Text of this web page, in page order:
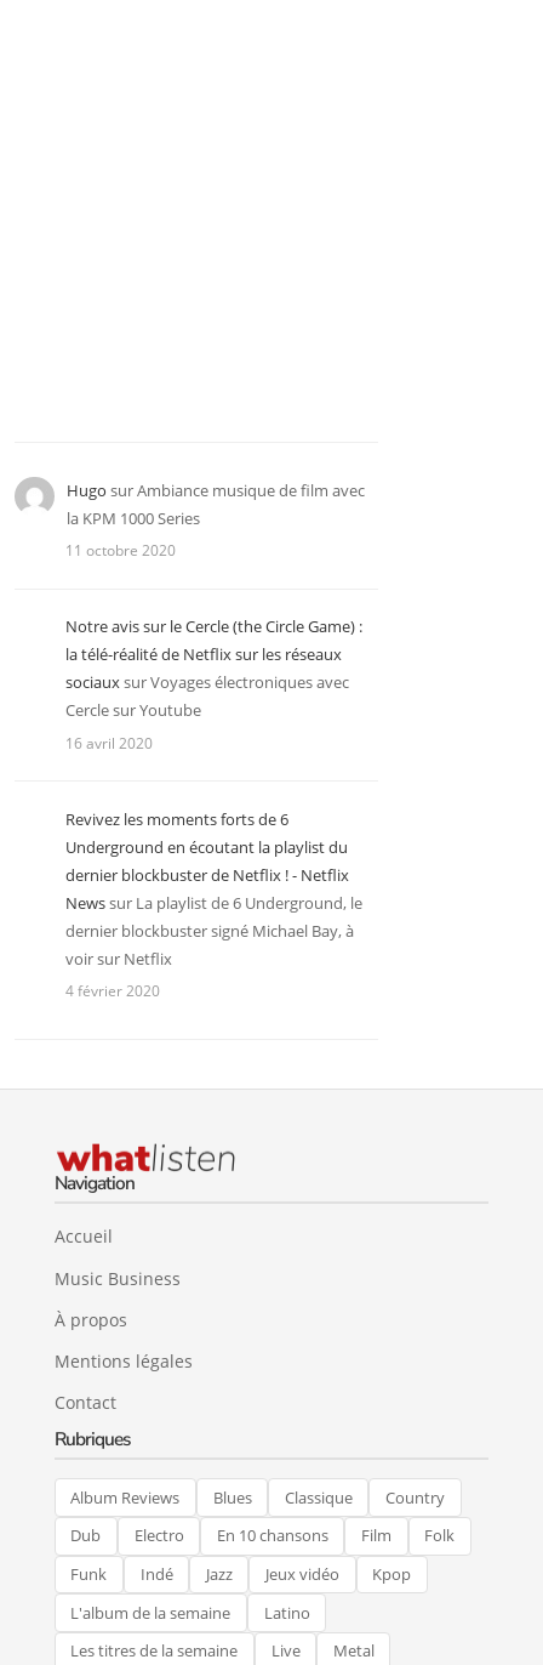
Hugo surAmbiance musique de film avec
la KPM 1000 Series
11 octobre 2020
Notre avis sur le Cercle (the Circle Game) :
la télé-réalité de Netflix sur les réseaux
sociauxsurVoyages électroniques avec
Cercle sur Youtube
16 avril 2020
Revivez les moments forts de 6
Underground en écoutant la playlist du
dernier blockbuster de Netflix ! - Netflix
Newssur La playlist de 6 Underground, le
dernier blockbuster signé Michael Bay, à
voir sur Netflix
4 février 2020
Navigation
Accueil
Music Business
À propos
Mentions légales
Contact
Rubriques
Album Reviews Blues Classique
Country
Dub
Electro En 10 chansons Film
Folk
Funk
Indé Jazz Jeux vidéo
Kpop
L'album de la semaine
Latino
Les titres de la semaine
Live Metal